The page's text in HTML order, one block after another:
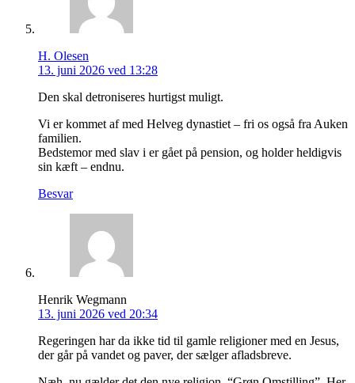
H. Olesen
13. juni 2026 ved 13:28
Den skal detroniseres hurtigst muligt.
Vi er kommet af med Helveg dynastiet – fri os også fra Auken
familien.
Bedstemor med slav i er gået på pension, og holder heldigvis
sin kæft – endnu.
Besvar
Henrik Wegmann
13. juni 2026 ved 20:34
Regeringen har da ikke tid til gamle religioner med en Jesus,
der går på vandet og paver, der sælger afladsbreve.